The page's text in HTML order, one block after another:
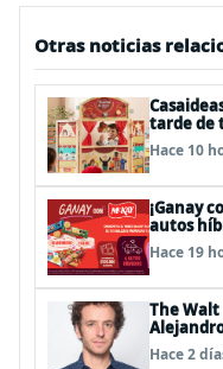
Otras noticias
tarde de
Plaza
Hace 10
¡Ganay
autos
Hace 19
The Walt
Sales &
Hace 2